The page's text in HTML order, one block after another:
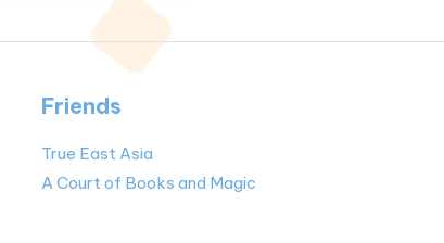
Friends
True East Asia
A Court of Books and Magic